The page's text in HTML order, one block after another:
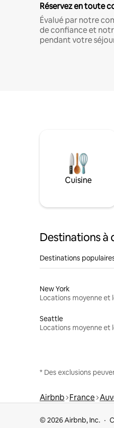
Réservez en toute
Évalué par notre
de confiance et
pendant votre
Cuisine
Destinations à
Destinations
New York
Seattle
* Des exclusions
Airbnb France
© 2026 Airbnb, Inc.